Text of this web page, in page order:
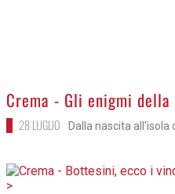
Crema - Gli enigmi
28 LUGLIO Dalla nascita all'isola
>